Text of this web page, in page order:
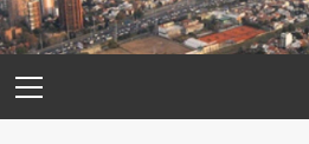
principal